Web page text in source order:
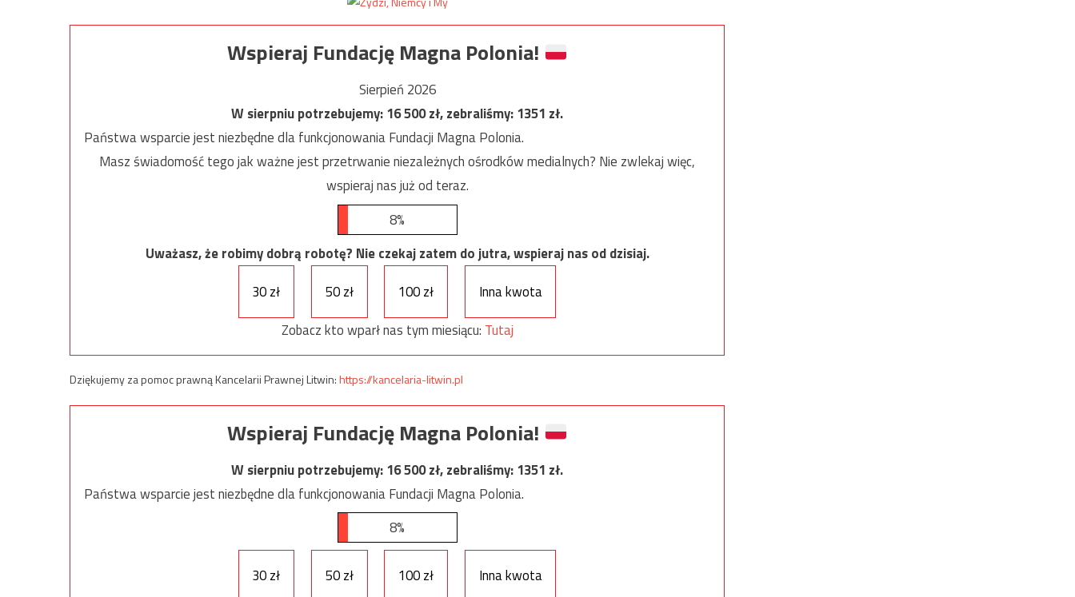
Wspieraj Fundację Magna Polonia!
Sierpień 2026
W sierpniu potrzebujemy:16 500zł, zebraliśmy:1351 zł.
Państwa wsparcie jest niezbędne dla funkcjonowania Fundacji Magna Polonia.
Masz świadomość tego jak ważne jest przetrwanie niezależnych ośrodków medialnych? Nie zwlekaj więc,
wspieraj nas już od teraz.
8%
Uważasz, że robimy dobrą robotę? Nie czekaj zatem do jutra, wspieraj nas od dzisiaj.
30 zł
50 zł 100 zł
Inna kwota
Zobacz kto wparł nas tym miesiącu: Tutaj
Dziękujemy za pomoc prawną Kancelarii Prawnej Litwin:https://kancelaria-litwin.pl
Wspieraj Fundację Magna Polonia!
W sierpniu potrzebujemy:16 500zł, zebraliśmy:1351 zł.
Państwa wsparcie jest niezbędne dla funkcjonowania Fundacji Magna Polonia.
8%
30 zł 50 zł 100 zł Inna kwota